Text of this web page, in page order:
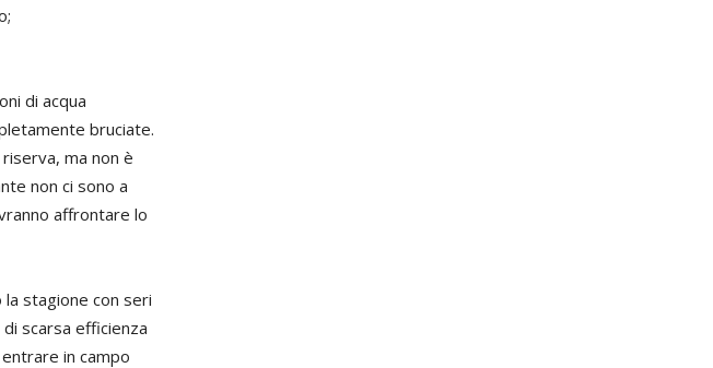
di acqua
bruciate.
ma non è
non ci sono a
affrontare lo
la stagione con seri
scarsa efficienza
in campo